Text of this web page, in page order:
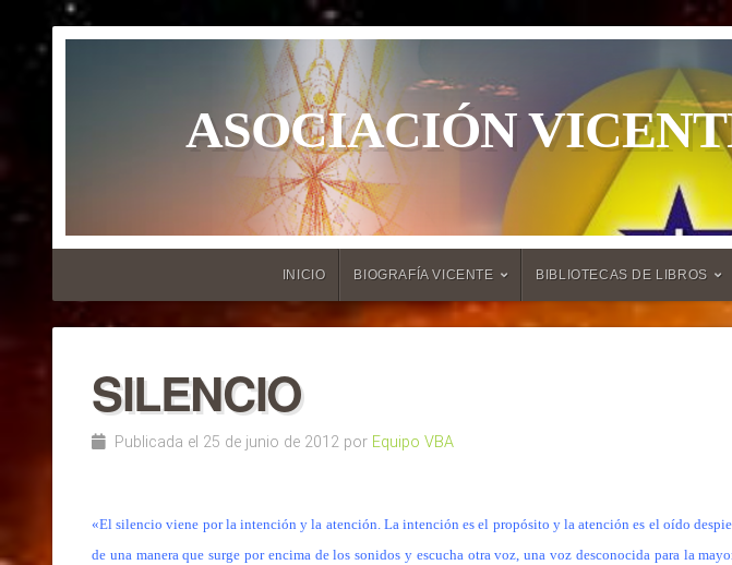
ASOCIACIÓN
INICIO BIOGRAFÍA VICENTE BIBLIOTECAS DE LIBROS
SILENCIO
Publicada el 25 de junio de 2012 por Equipo VBA
«El silencio viene por la intención y la atención. La intención es el propósito y la atención es el oído
de una manera que surge por encima de los sonidos y escucha otra voz, una voz desconocida para la